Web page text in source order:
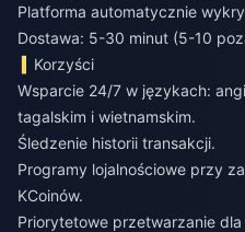
Platforma automatycznie
Dostawa: 5-30 minut (5-10
Korzyści
Wsparcie 24/7 w językach:
tagalskim i wietnamskim.
Śledzenie historii transakcji.
Programy lojalnościowe przy
KCoinów.
Priorytetowe przetwarzanie